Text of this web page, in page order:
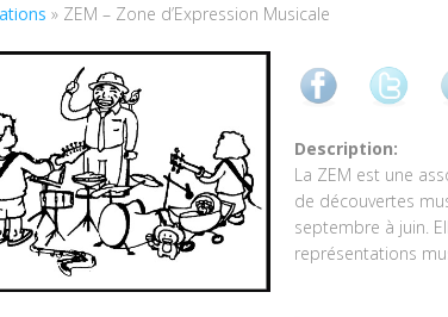
» ZEM – Zone d’Expression Musicale
Description:
La ZEM est une
de découvertes
septembre à juin.
représentations